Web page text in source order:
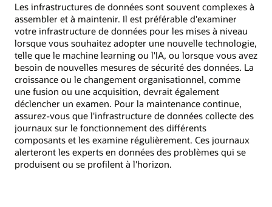
Les infrastructures de données sont souvent complexes à
assembler et à maintenir. Il est préférable d'examiner
votre infrastructure de données pour les mises à niveau
lorsque vous souhaitez adopter une nouvelle technologie,
telle que le machine learning ou l'IA, ou lorsque vous avez
besoin de nouvelles mesures de sécurité des données. La
croissance ou le changement organisationnel, comme
une fusion ou une acquisition, devrait également
déclencher un examen. Pour la maintenance continue,
assurez-vous que l'infrastructure de données collecte des
journaux sur le fonctionnement des différents
composants et les examine régulièrement. Ces journaux
alerteront les experts en données des problèmes qui se
produisent ou se profilent à l'horizon.